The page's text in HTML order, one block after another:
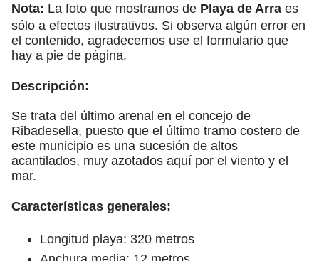
Nota: La foto que mostramos de Playa de Arra es
sólo a efectos ilustrativos. Si observa algún error en
el contenido, agradecemos use el formulario que
hay a pie de página.
Descripción:
Se trata del último arenal en el concejo de
Ribadesella, puesto que el último tramo costero de
este municipio es una sucesión de altos
acantilados, muy azotados aquí por el viento y el
mar.
Características generales:
Longitud playa: 320 metros